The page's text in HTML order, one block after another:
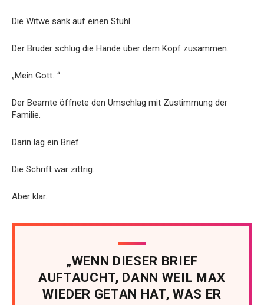
Die Witwe sank auf einen Stuhl.
Der Bruder schlug die Hände über dem Kopf zusammen.
„Mein Gott…“
Der Beamte öffnete den Umschlag mit Zustimmung der
Familie.
Darin lag ein Brief.
Die Schrift war zittrig.
Aber klar.
„WENN DIESER BRIEF
AUFTAUCHT, DANN WEIL MAX
WIEDER GETAN HAT, WAS ER